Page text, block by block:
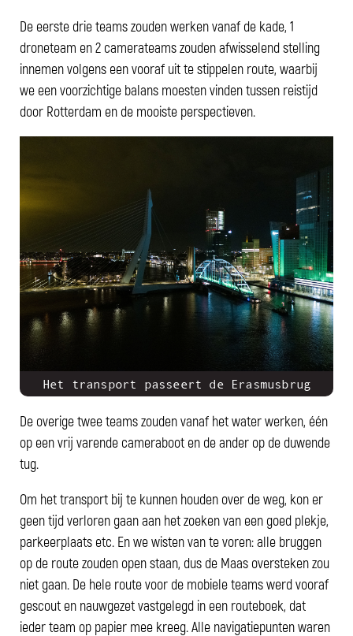
De eerste drie teams zouden werken vanaf de kade, 1
droneteam en 2 camerateams zouden afwisselend stelling
innemen volgens een vooraf uit te stippelen route, waarbij
we een voorzichtige balans moesten vinden tussen reistijd
door Rotterdam en de mooiste perspectieven.
Het transport passeert de Erasmusbrug
De overige twee teams zouden vanaf het water werken, één
op een vrij varende cameraboot en de ander op de duwende
tug.
Om het transport bij te kunnen houden over de weg, kon er
geen tijd verloren gaan aan het zoeken van een goed plekje,
parkeerplaats etc. En we wisten van te voren: alle bruggen
op de route zouden open staan, dus de Maas oversteken zou
niet gaan. De hele route voor de mobiele teams werd vooraf
gescout en nauwgezet vastgelegd in een routeboek, dat
ieder team op papier mee kreeg. Alle navigatiepunten waren